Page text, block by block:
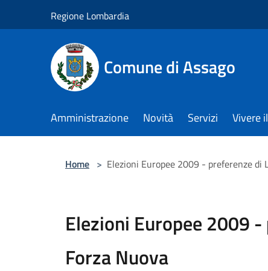
Regione Lombardia
Comune di Assago
Amministrazione Novità Servizi Vivere
Home > Elezioni Europee 2009 - preferenze di
Elezioni Europee 2009
Forza Nuova